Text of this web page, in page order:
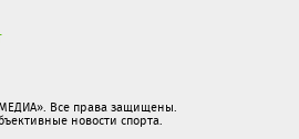
Все права защищены.
новости спорта.